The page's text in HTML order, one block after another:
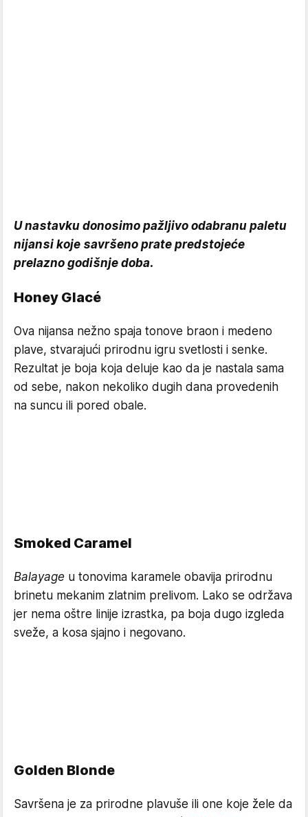
U nastavku donosimo pažljivo odabranu paletu
nijansi koje savršeno prate predstojeće
prelazno godišnje doba.
Honey Glacé
Ova nijansa nežno spaja tonove braon i medeno
plave, stvarajući prirodnu igru svetlosti i senke.
Rezultat je boja koja deluje kao da je nastala sama
od sebe, nakon nekoliko dugih dana provedenih
na suncu ili pored obale.
Smoked Caramel
Balayage u tonovima karamele obavija prirodnu
brinetu mekanim zlatnim prelivom. Lako se održava
jer nema oštre linije izrastka, pa boja dugo izgleda
sveže, a kosa sjajno i negovano.
Golden Blonde
Savršena je za prirodne plavuše ili one koje žele da